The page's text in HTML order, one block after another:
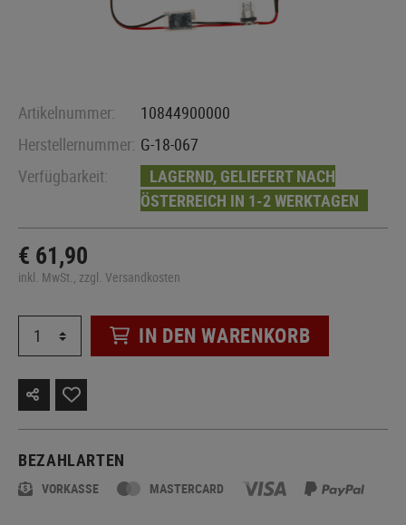
Artikelnummer:
10844900000
Herstellernummer: G-18-067
Verfügbarkeit:
LAGERND, GELIEFERT NACH
ÖSTERREICH IN 1-2 WERKTAGEN
€ 61,90
inkl. MwSt., zzgl. Versandkosten
IN DEN WARENKORB
BEZAHLARTEN
VORKASSE MASTERCARD